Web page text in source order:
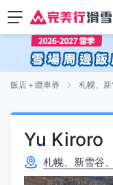
飯店＋纜車券 札幌、
Yu Kiroro
札幌、新雪谷